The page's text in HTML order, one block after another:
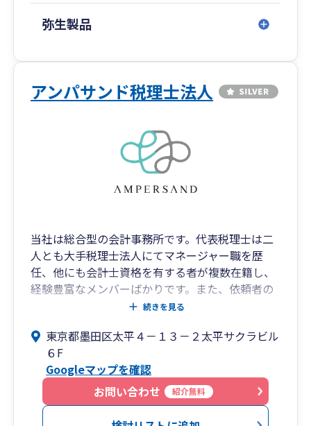
弥生製品
アンパサンド税理士法人
当社は総合型の会計事務所です。代表税理士は二
人とも大手税理士法人にてマネージャー職を歴
任、他にも会計士資格を有する者が複数在籍し、
経験豊富なメンバーばかりです。また、依頼者の
方のお話を親身になって伺うことができる人間力
創業期からＩＰＯ準備・上場企業まで広範囲な企
業を得意とし、事業承継・相続対策・相続申告な
ど、代表二人ともに数多くの経験を有します。セ
カンドオピニオンで、アドバイスのみの業務も行
っています。
続きを見る
東京都墨田区太平４－１３－２太平サクラビル
６F
Googleマップを確認
お問い合わせ
紹介無料